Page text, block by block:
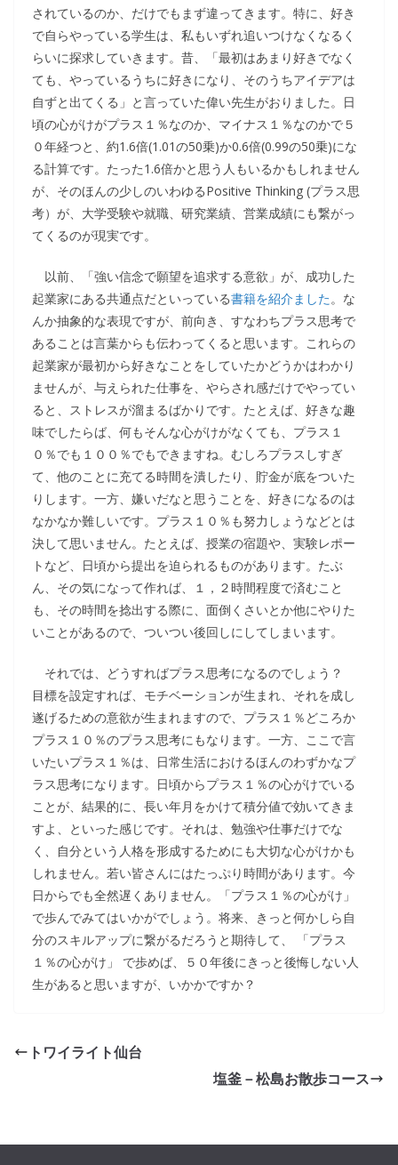
されているのか、だけでもまず違ってきます。特に、好き
で自らやっている学生は、私もいずれ追いつけなくなるく
らいに探求していきます。昔、「最初はあまり好きでなく
ても、やっているうちに好きになり、そのうちアイデアは
自ずと出てくる」と言っていた偉い先生がおりました。日
頃の心がけがプラス１％なのか、マイナス１％なのかで５
０年経つと、約1.6倍(1.01の50乗)か0.6倍(0.99の50乗)にな
る計算です。たった1.6倍かと思う人もいるかもしれません
が、そのほんの少しのいわゆるPositive Thinking (プラス思
考）が、大学受験や就職、研究業績、営業成績にも繋がっ
てくるのが現実です。
以前、「強い信念で願望を追求する意欲」が、成功した
起業家にある共通点だといっている書籍を紹介ました。な
んか抽象的な表現ですが、前向き、すなわちプラス思考で
あることは言葉からも伝わってくると思います。これらの
起業家が最初から好きなことをしていたかどうかはわかり
ませんが、与えられた仕事を、やらされ感だけでやってい
ると、ストレスが溜まるばかりです。たとえば、好きな趣
味でしたらば、何もそんな心がけがなくても、プラス１
０％でも１００％でもできますね。むしろプラスしすぎ
て、他のことに充てる時間を潰したり、貯金が底をついた
りします。一方、嫌いだなと思うことを、好きになるのは
なかなか難しいです。プラス１０％も努力しょうなどとは
決して思いません。たとえば、授業の宿題や、実験レポー
トなど、日頃から提出を迫られるものがあります。たぶ
ん、その気になって作れば、１，２時間程度で済むこと
も、その時間を捻出する際に、面倒くさいとか他にやりた
いことがあるので、ついつい後回しにしてしまいます。
それでは、どうすればプラス思考になるのでしょう？
目標を設定すれば、モチベーションが生まれ、それを成し
遂げるための意欲が生まれますので、プラス１％どころか
プラス１０％のプラス思考にもなります。一方、ここで言
いたいプラス１％は、日常生活におけるほんのわずかなプ
ラス思考になります。日頃からプラス１％の心がけでいる
ことが、結果的に、長い年月をかけて積分値で効いてきま
すよ、といった感じです。それは、勉強や仕事だけでな
く、自分という人格を形成するためにも大切な心がけかも
しれません。若い皆さんにはたっぷり時間があります。今
日からでも全然遅くありません。「プラス１％の心がけ」
で歩んでみてはいかがでしょう。将来、きっと何かしら自
分のスキルアップに繋がるだろうと期待して、 「プラス
１％の心がけ」 で歩めば、５０年後にきっと後悔しない人
生があると思いますが、いかかですか？
トワイライト仙台
塩釜－松島お散歩コース